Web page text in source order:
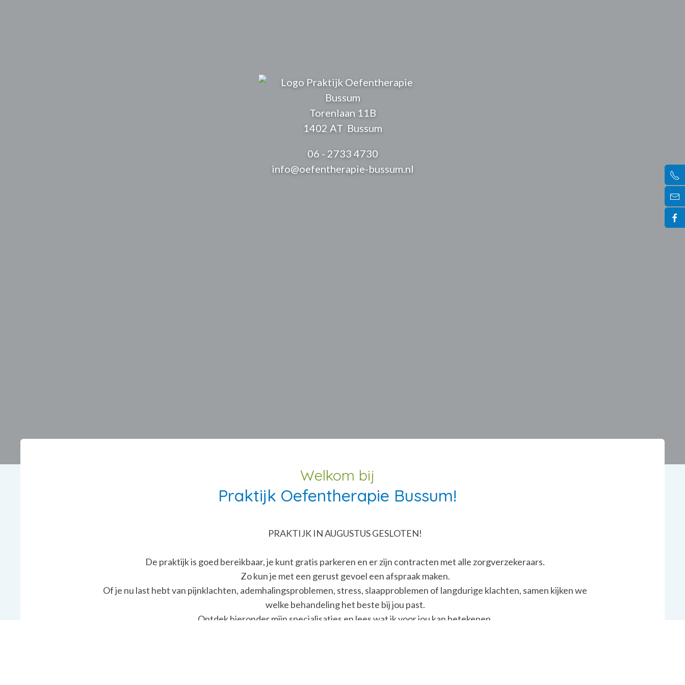
Torenlaan 11B
1402 AT Bussum
06 - 2733 4730
info@oefentherapie-bussum.nl
Welkom bij
Praktijk Oefentherapie Bussum!
PRAKTIJK IN AUGUSTUS GESLOTEN!
De praktijk is goed bereikbaar, je kunt gratis parkeren en er zijn contracten met alle zorgverzekeraars.
Zo kun je met een gerust gevoel een afspraak maken.
Of je nu last hebt van pijnklachten, ademhalingsproblemen, stress, slaapproblemen of langdurige klachten, samen kijken we
welke behandeling het beste bij jou past.
Ontdek hieronder mijn specialisaties en lees wat ik voor jou kan betekenen.